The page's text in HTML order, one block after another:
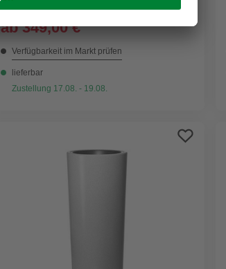
ab349,00 €
Verfügbarkeit im Markt prüfen
lieferbar
Zustellung 17.08. - 19.08.